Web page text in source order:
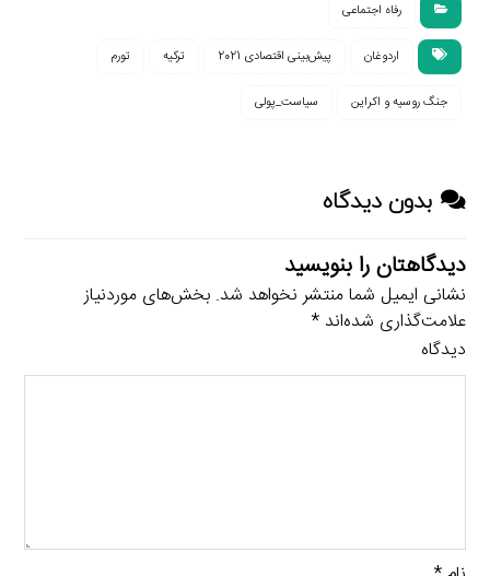
رفاه اجتماعی
اردوغان پیش‌بینی اقتصادی 2021 ترکیه تورم
جنگ روسیه و اکراین سیاست_پولی
بدون دیدگاه
دیدگاهتان را بنویسید
نشانی ایمیل شما منتشر نخواهد شد. بخش‌های موردنیاز
علامت‌گذاری شده‌اند*
دیدگاه